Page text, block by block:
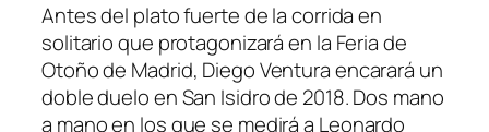
Antes del plato fuerte de la corrida en
solitario que protagonizará en la Feria de
Otoño de Madrid, Diego Ventura encarará un
doble duelo en San Isidro de 2018. Dos mano
a mano en los que se medirá a Leonardo